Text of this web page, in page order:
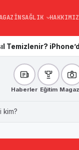
SAĞLIK
Depolama
Haberler Eğitim
kim?